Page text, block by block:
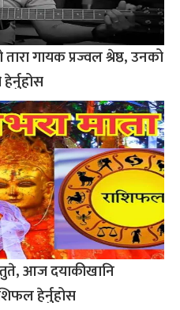
गायक प्रज्वल श्रेष्ठ, उनको
आज दयाकीखानि
हेर्नुहोस